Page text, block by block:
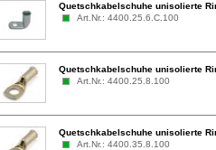
Quetschkabelschuhe unisolierte
Art.Nr.: 4400.25.6.C.100
Quetschkabelschuhe unisolierte
Art.Nr.: 4400.25.8.100
Quetschkabelschuhe unisolierte
Art.Nr.: 4400.35.8.100